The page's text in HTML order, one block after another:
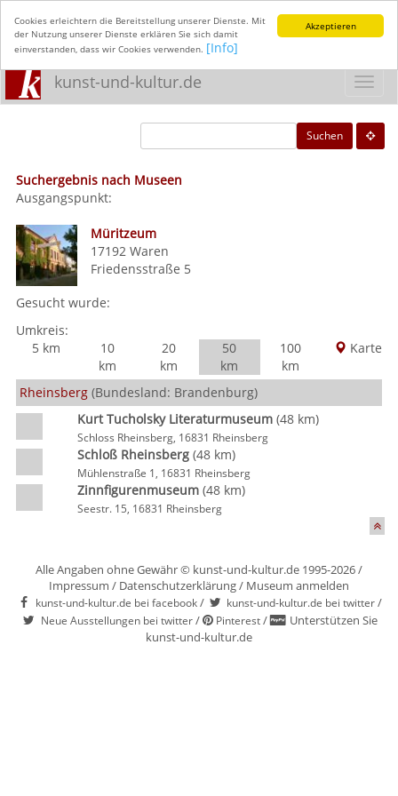
Akzeptieren
Cookies erleichtern die Bereitstellung unserer Dienste. Mit
der Nutzung unserer Dienste erklären Sie sich damit
einverstanden, dass wir Cookies verwenden. [Info]
kunst-und-kultur.de
Suchen
Suchergebnis nach Museen
Ausgangspunkt:
Müritzeum
17192 Waren
Friedensstraße 5
Gesucht wurde:
Umkreis:
5 km
10
km
20
km
50
km
100
km
Karte
Rheinsberg (Bundesland: Brandenburg)
Kurt Tucholsky Literaturmuseum(48 km)
Schloss Rheinsberg, 16831 Rheinsberg
Schloß Rheinsberg(48 km)
Mühlenstraße 1, 16831 Rheinsberg
Zinnfigurenmuseum(48 km)
Seestr. 15, 16831 Rheinsberg
Alle Angaben ohne Gewähr © kunst-und-kultur.de 1995-2026 /
Impressum / Datenschutzerklärung/ Museum anmelden
kunst-und-kultur.de bei facebook/ kunst-und-kultur.de bei twitter/
Neue Ausstellungen bei twitter/ Pinterest/
Unterstützen Sie
kunst-und-kultur.de